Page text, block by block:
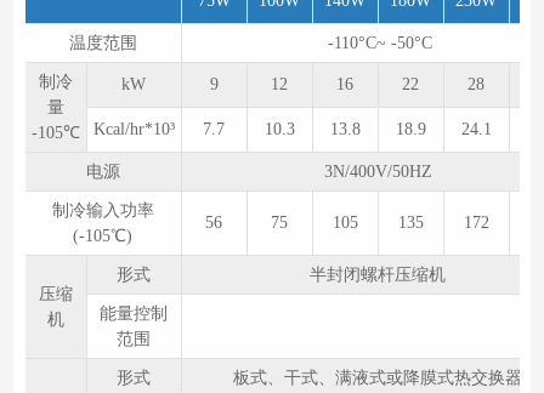
温度范围 -110°C~ -50°C
制冷
量
-105℃
kW 9 12 16 22 28
Kcal/hr*10³ 7.7 10.3 13.8 18.9 24.1
电源 3N/400V/50HZ
制冷输入功率
(-105℃)
56 75 105 135 172
压缩
机
形式 半封闭螺杆压缩机
能量控制
范围
形式 板式、干式、满液式或降膜式热交换器